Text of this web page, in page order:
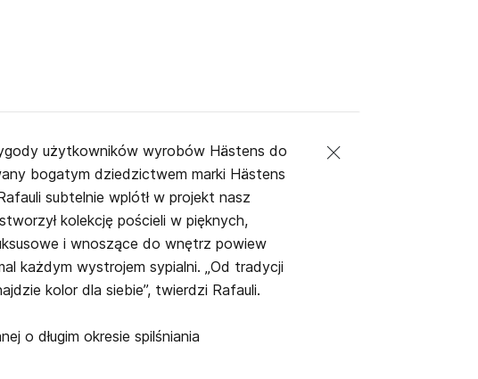
użytkowników wyrobów Hästens do
bogatym dziedzictwem marki Hästens
subtelnie wplótł w projekt nasz
kolekcję pościeli w pięknych,
i wnoszące do wnętrz powiew
każdym wystrojem sypialni. „Od tradycji
kolor dla siebie”, twierdzi Rafauli.
o długim okresie spilśniania